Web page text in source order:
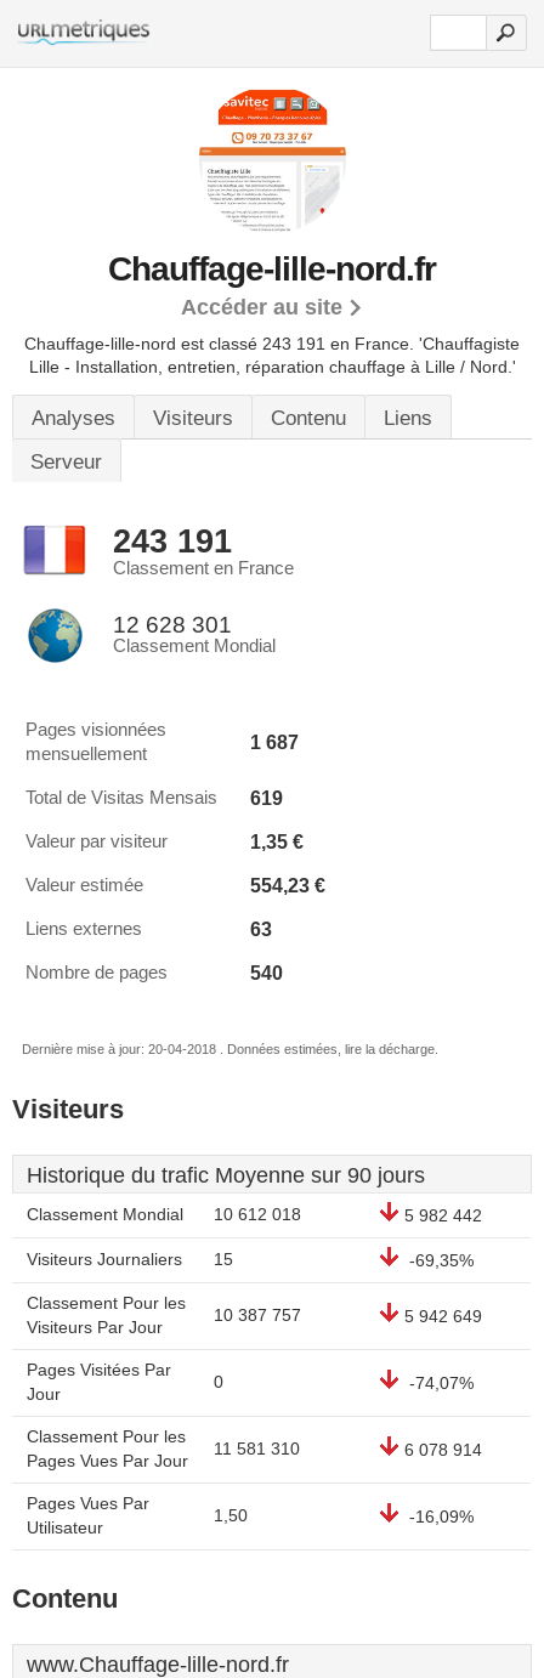
Chauffage-lille-nord.fr
Accéder au site
Chauffage-lille-nord est classé 243 191 en France. 'Chauffagiste
Lille - Installation, entretien, réparation chauffage à Lille / Nord.'
Analyses Visiteurs Contenu
Liens
Serveur
243 191
Classement en France
12 628 301
Classement Mondial
Pages visionnées
mensuellement
1 687
Total de Visitas Mensais 619
Valeur par visiteur 1,35 €
Valeur estimée 554,23 €
Liens externes 63
Nombre de pages 540
Dernière mise à jour: 20-04-2018 . Données estimées, lire la décharge.
Visiteurs
Historique du trafic Moyenne sur 90 jours
Classement Mondial 10 612 018 5 982 442
Visiteurs Journaliers 15 -69,35%
Classement Pour les
Visiteurs Par Jour
10 387 757 5 942 649
Pages Visitées Par
Jour
0 -74,07%
Classement Pour les
Pages Vues Par Jour
11 581 310 6 078 914
Pages Vues Par
Utilisateur
1,50 -16,09%
Contenu
www.Chauffage-lille-nord.fr